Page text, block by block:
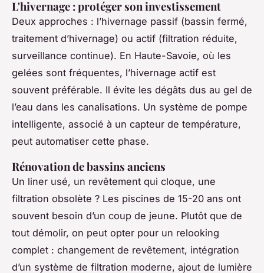
L'hivernage : protéger son investissement
Deux approches : l’hivernage passif (bassin fermé,
traitement d’hivernage) ou actif (filtration réduite,
surveillance continue). En Haute-Savoie, où les
gelées sont fréquentes, l’hivernage actif est
souvent préférable. Il évite les dégâts dus au gel de
l’eau dans les canalisations. Un système de pompe
intelligente, associé à un capteur de température,
peut automatiser cette phase.
Rénovation de bassins anciens
Un liner usé, un revêtement qui cloque, une
filtration obsolète ? Les piscines de 15-20 ans ont
souvent besoin d’un coup de jeune. Plutôt que de
tout démolir, on peut opter pour un relooking
complet : changement de revêtement, intégration
d’un système de filtration moderne, ajout de lumière